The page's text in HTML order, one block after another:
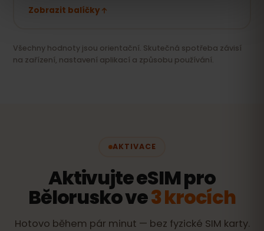
Zobrazit balíčky
Všechny hodnoty jsou orientační. Skutečná spotřeba závisí
na zařízení, nastavení aplikací a způsobu používání.
AKTIVACE
Aktivujte eSIM pro
Bělorusko ve3 krocích
Hotovo během pár minut — bez fyzické SIM karty.